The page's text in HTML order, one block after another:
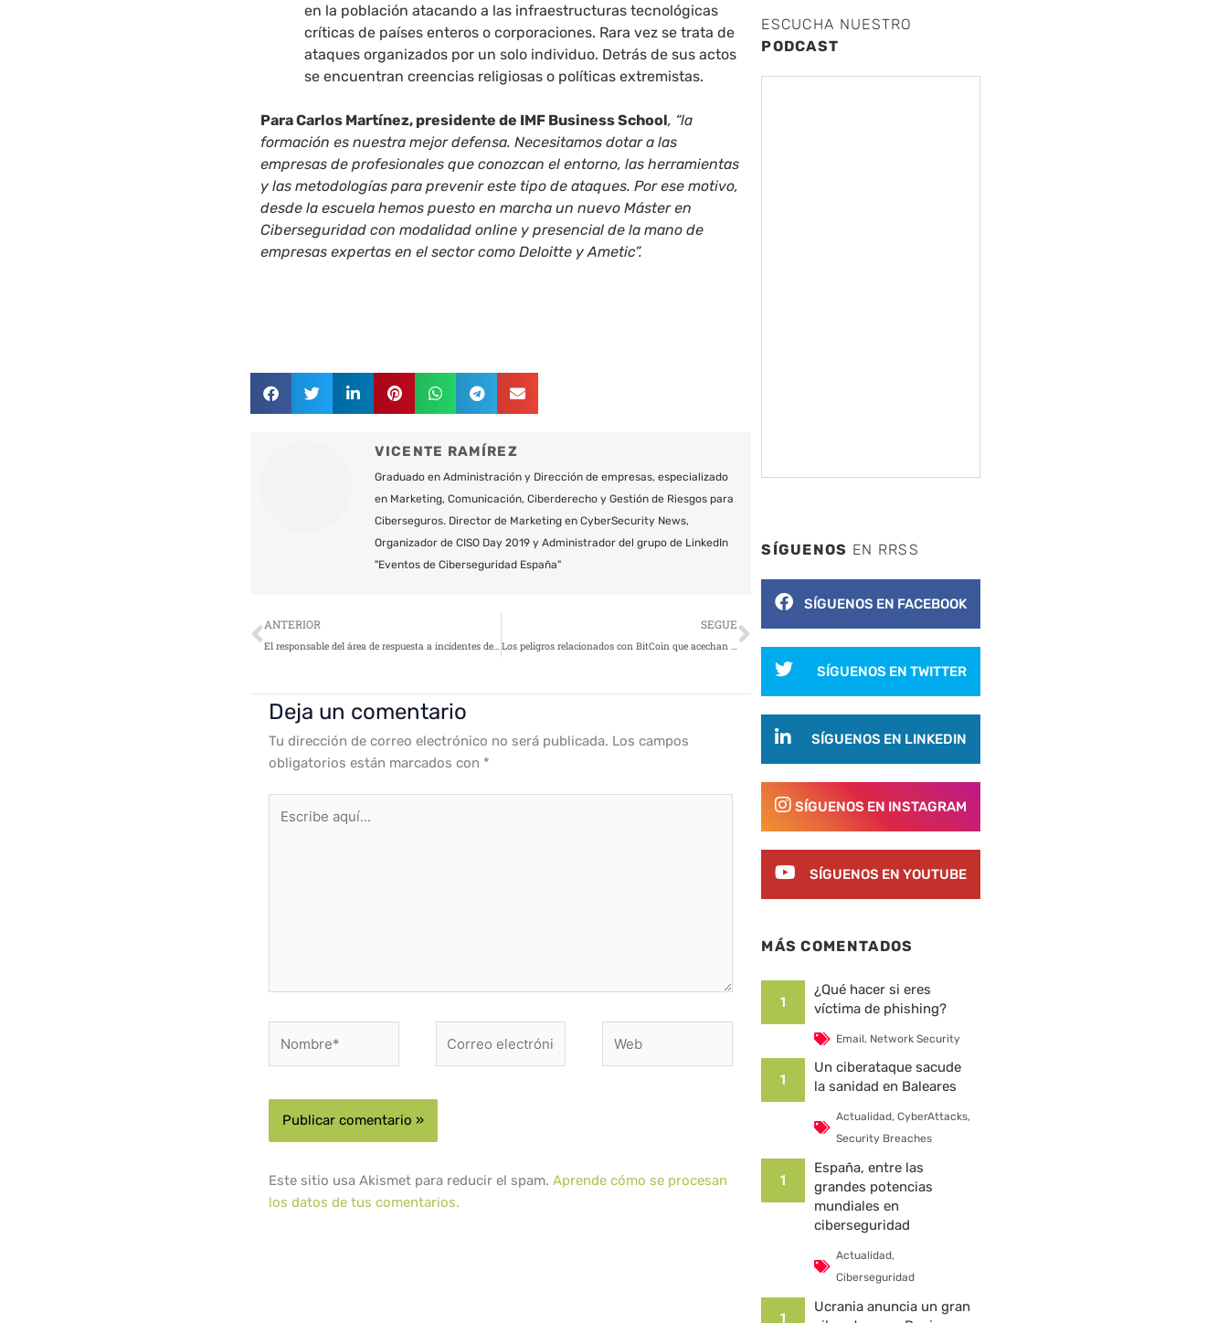
en la población atacando a las infraestructuras tecnológicas
críticas de países enteros o corporaciones. Rara vez se trata de
ataques organizados por un solo individuo. Detrás de sus actos
se encuentran creencias religiosas o políticas extremistas.
Para Carlos Martínez, presidente de IMF Business School, “la
formación es nuestra mejor defensa. Necesitamos dotar a las
empresas de profesionales que conozcan el entorno, las herramientas
y las metodologías para prevenir este tipo de ataques. Por ese motivo,
desde la escuela hemos puesto en marcha un nuevo Máster en
Ciberseguridad con modalidad online y presencial de la mano de
empresas expertas en el sector como Deloitte y Ametic”.
VICENTE RAMÍREZ
Graduado en Administración y Dirección de empresas, especializado
en Marketing, Comunicación, Ciberderecho y Gestión de Riesgos para
Ciberseguros. Director de Marketing en CyberSecurity News,
Organizador de CISO Day 2019 y Administrador del grupo de LinkedIn
"Eventos de Ciberseguridad España"
Ant
ANTERIOR
El responsable del área de respuesta a incidentes de ciberseguridad de INCIBE, elegido miembro de FIRST
SEGUE
Los peligros relacionados con BitCoin que acechan a tu teléfono móvil
Siguiente
Deja un comentario
Tu dirección de correo electrónico no será publicada. Los campos
obligatorios están marcados con *
aquí...
electrónico*
Este sitio usa Akismet para reducir el spam.Aprende cómo se procesan
los datos de tus comentarios.
ESCUCHA NUESTRO
PODCAST
SÍGUENOS EN RRSS
SÍGUENOS EN FACEBOOK
SÍGUENOS EN TWITTER
SÍGUENOS EN LINKEDIN
SÍGUENOS EN INSTAGRAM
SÍGUENOS EN YOUTUBE
MÁS COMENTADOS
1
¿Qué hacer si eres
víctima de phishing?
Email, Network Security
1
Un ciberataque sacude
la sanidad en Baleares
Actualidad, CyberAttacks,
Security Breaches
1
España, entre las
grandes potencias
mundiales en
ciberseguridad
Actualidad,
Ciberseguridad
1
Ucrania anuncia un gran